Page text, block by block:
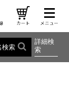
検索
詳細検
索